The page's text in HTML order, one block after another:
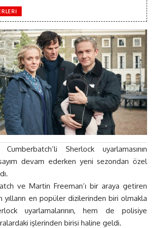
Sherlock uyarlamasının
devam ederken yeni sezondan özel
ve Martin Freeman’ı bir araya getiren
yılların en popüler dizilerinden biri olmakla
uyarlamalarının, hem de polisiye
işlerinden birisi haline geldi.